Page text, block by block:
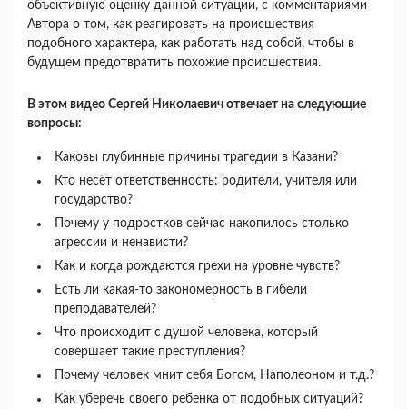
объективную оценку данной ситуации, с комментариями
Автора о том, как реагировать на происшествия
подобного характера, как работать над собой, чтобы в
будущем предотвратить похожие происшествия.
В этом видео Сергей Николаевич отвечает на следующие
вопросы:
Каковы глубинные причины трагедии в Казани?
Кто несёт ответственность: родители, учителя или
государство?
Почему у подростков сейчас накопилось столько
агрессии и ненависти?
Как и когда рождаются грехи на уровне чувств?
Есть ли какая-то закономерность в гибели
преподавателей?
Что происходит с душой человека, который
совершает такие преступления?
Почему человек мнит себя Богом, Наполеоном и т.д.?
Как уберечь своего ребенка от подобных ситуаций?